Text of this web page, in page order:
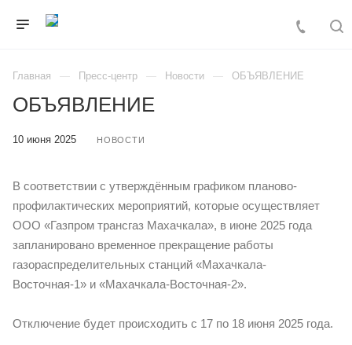
Главная Пресс-центр Новости ОБЪЯВЛЕНИЕ
ОБЪЯВЛЕНИЕ
10 июня 2025 НОВОСТИ
В соответствии с утверждённым графиком планово-
профилактических мероприятий, которые осуществляет
ООО «Газпром трансгаз Махачкала», в июне 2025 года
запланировано временное прекращение работы
газораспределительных станций «Махачкала-
Восточная-1» и «Махачкала-Восточная-2».
Отключение будет происходить с 17 по 18 июня 2025 года.